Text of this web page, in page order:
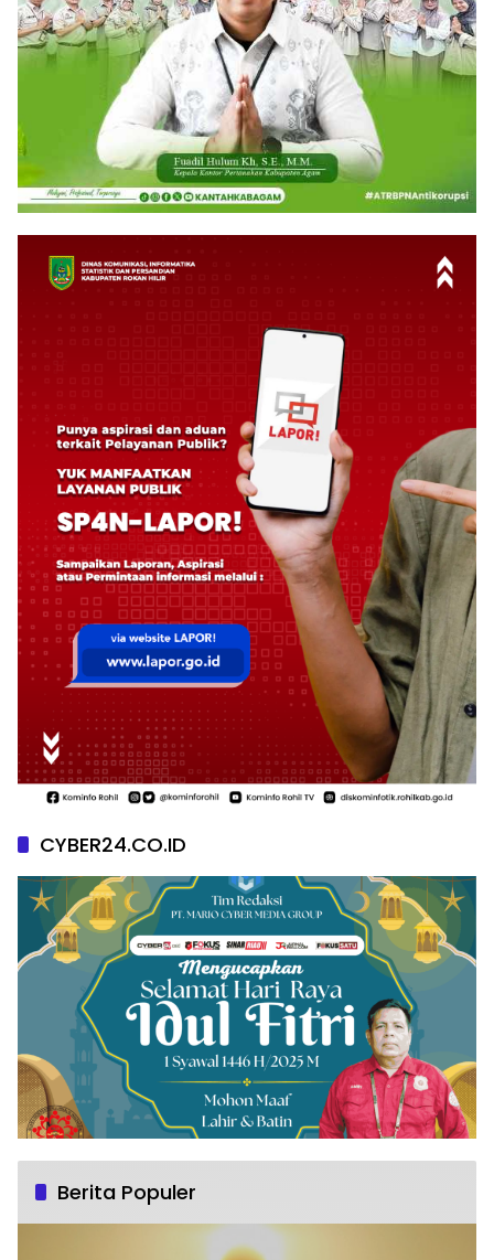
CYBER24.CO.ID
Berita Populer